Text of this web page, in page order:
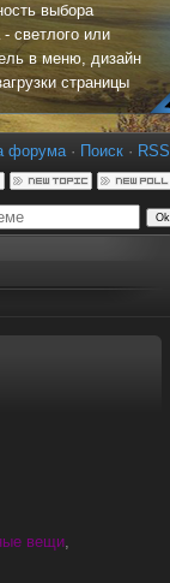
выбора
- светлого или
в меню, дизайн
страницы
форума· Поиск · RSS
вещи,